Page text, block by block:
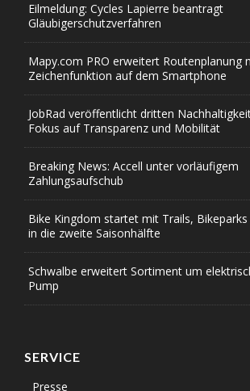
Eilmeldung: Cycles Lapierre beantragt
Gläubigerschutzverfahren
Mapy.com PRO erweitert Routenplanung
Zeichenfunktion auf dem Smartphone
JobRad veröffentlicht dritten
Fokus auf Transparenz und Mobilität
Breaking News: Accell unter vorläufigem
Zahlungsaufschub
Bike Kingdom startet mit Trails, Bikeparks
in die zweite Saisonhälfte
Schwalbe erweitert Sortiment um
Pump
SERVICE
Presse